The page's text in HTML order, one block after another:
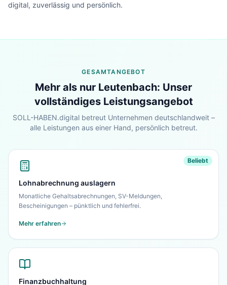
Sehen Sie unser komplettes Angebot für Ihr
Unternehmen – in 30 Sekunden alles auf einen
Blick.
digital, zuverlässig und persönlich.
GESAMTANGEBOT
Mehr als nur Leutenbach: Unser
vollständiges Leistungsangebot
SOLL-HABEN.digital betreut Unternehmen deutschlandweit –
alle Leistungen aus einer Hand, persönlich betreut.
Beliebt
Lohnabrechnung auslagern
Monatliche Gehaltsabrechnungen, SV-Meldungen,
Bescheinigungen – pünktlich und fehlerfrei.
Mehr erfahren
Finanzbuchhaltung